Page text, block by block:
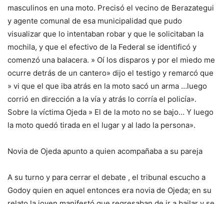
masculinos en una moto. Precisó el vecino de Berazategui
y agente comunal de esa municipalidad que pudo
visualizar que lo intentaban robar y que le solicitaban la
mochila, y que el efectivo de la Federal se identificó y
comenzó una balacera. » Oí los disparos y por el miedo me
ocurre detrás de un cantero» dijo el testigo y remarcó que
» vi que el que iba atrás en la moto sacó un arma …luego
corrió en dirección a la vía y atrás lo corría el policía».
Sobre la víctima Ojeda » El de la moto no se bajo… Y luego
la moto quedó tirada en el lugar y al lado la persona».
Novia de Ojeda apunto a quien acompañaba a su pareja
A su turno y para cerrar el debate , el tribunal escucho a
Godoy quien en aquel entonces era novia de Ojeda; en su